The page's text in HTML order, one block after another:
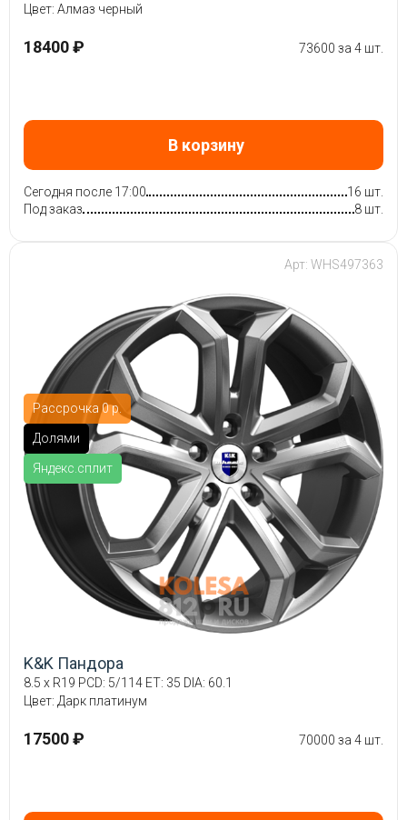
Цвет: Алмаз черный
18400 ₽ 73600 за 4 шт.
В корзину
Сегодня после 17:00
16 шт.
Под заказ
8 шт.
Рассрочка 0 р.
Долями
Яндекс.сплит
Арт: WHS497363
K&K Пандора
8.5 x R19 PCD: 5/114 ET: 35 DIA: 60.1
Цвет: Дарк платинум
17500 ₽ 70000 за 4 шт.